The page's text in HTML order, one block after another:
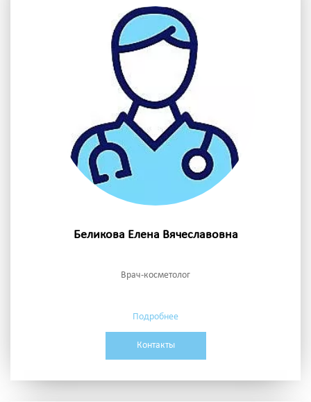
Беликова Елена Вячеславовна
Врач-косметолог
Подробнее
Контакты